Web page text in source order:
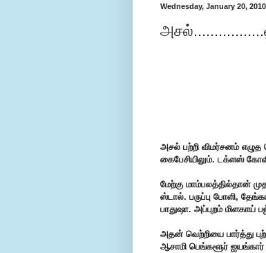
Wednesday, January 20, 2010
அசல் பற்றி விமர்சனம்
கைபேசியிலும். டக்ளஸ்
மேற்கு மாம்பலத்தில்தான்
ஸ்டால். பருப்பு போளி,
பாதுஷா. அப்புறம் மிளகாய்
அதன் வெற்றியை பார்த்து
ஆசாமி பெங்களூர் ஐயங்கார்